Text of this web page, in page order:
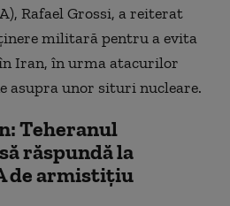
Rafael Grossi, a reiterat
militară pentru a evita
Iran, în urma atacurilor
asupra unor situri nucleare.
Teheranul
răspundă la
de armistițiu